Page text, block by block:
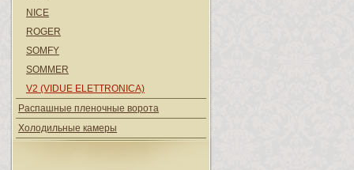
NICE
ROGER
SOMFY
SOMMER
V2 (VIDUE ELETTRONICA)
Распашные пленочные ворота
Холодильные камеры